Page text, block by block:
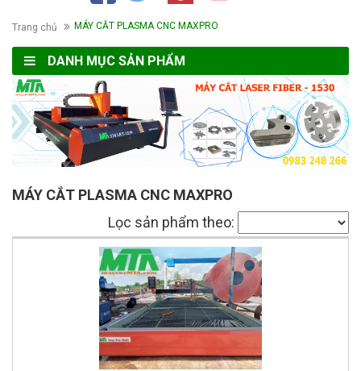
Trang chủ MÁY CẮT PLASMA CNC MAXPRO
DANH MỤC SẢN PHẨM
MÁY CẮT PLASMA CNC MAXPRO
Lọc sản phẩm theo: